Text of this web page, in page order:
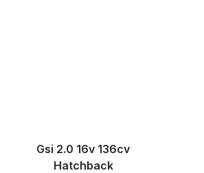
Gsi 2.0 16v 136cv
Hatchback